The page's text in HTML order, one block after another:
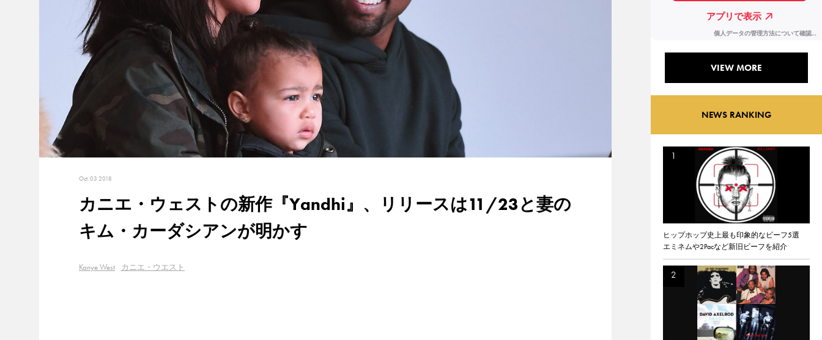
Oct. 03 2018
カニエ・ウェストの新作『Yandhi』、リリースは11/23と妻の
キム・カーダシアンが明かす
Kanye West カニエ・ウエスト
VIEW MORE
NEWS RANKING
ヒップホップ史上最も印象的なビーフ5選
エミネムや2Pacなど新旧ビーフを紹介